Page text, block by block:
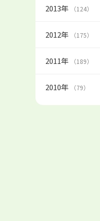
2013年 （124）
2012年 （175）
2011年 （189）
2010年 （79）